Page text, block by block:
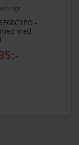
SF68C1PO -
vred